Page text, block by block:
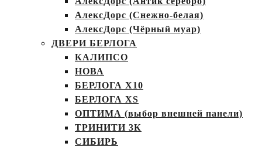
АлексДорс (Снежно-белая)
АлексДорс (Чёрный муар)
ДВЕРИ БЕРЛОГА
КАЛИПСО
НОВА
БЕРЛОГА Х10
БЕРЛОГА XS
ОПТИМА (выбор внешней панели)
ТРИНИТИ 3К
СИБИРЬ